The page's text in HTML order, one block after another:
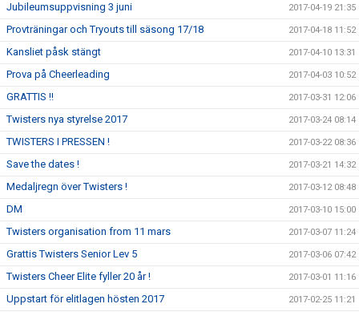
Jubileumsuppvisning 3 juni 2017-04-19 21:35
Provträningar och Tryouts till säsong 17/18 2017-04-18 11:52
Kansliet påsk stängt 2017-04-10 13:31
Prova på Cheerleading 2017-04-03 10:52
GRATTIS !! 2017-03-31 12:06
Twisters nya styrelse 2017 2017-03-24 08:14
TWISTERS I PRESSEN ! 2017-03-22 08:36
Save the dates ! 2017-03-21 14:32
Medaljregn över Twisters ! 2017-03-12 08:48
DM 2017-03-10 15:00
Twisters organisation from 11 mars 2017-03-07 11:24
Grattis Twisters Senior Lev 5 2017-03-06 07:42
Twisters Cheer Elite fyller 20 år ! 2017-03-01 11:16
Uppstart för elitlagen hösten 2017 2017-02-25 11:21